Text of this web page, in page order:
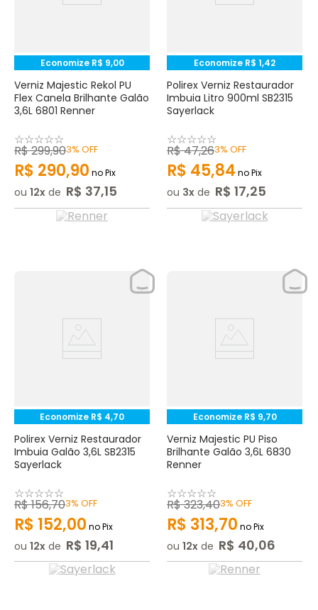
Economize R$ 9,00
Verniz Majestic Rekol PU
Flex Canela Brilhante Galão
3,6L 6801 Renner
☆☆☆☆☆
R$299,903% OFF
R$ 290,90 no Pix
ou 12 de R$ 37,15
Economize R$ 1,42
Polirex Verniz Restaurador
Imbuia Litro 900ml SB2315
Sayerlack
☆☆☆☆☆
R$47,263% OFF
R$ 45,84 no Pix
ou 3 de R$ 17,25
Economize R$ 4,70
Polirex Verniz Restaurador
Imbuia Galão 3,6L SB2315
Sayerlack
☆☆☆☆☆
R$156,703% OFF
R$ 152,00 no Pix
ou 12 de R$ 19,41
Economize R$ 9,70
Verniz Majestic PU Piso
Brilhante Galão 3,6L 6830
Renner
☆☆☆☆☆
R$323,403% OFF
R$ 313,70 no Pix
ou 12 de R$ 40,06